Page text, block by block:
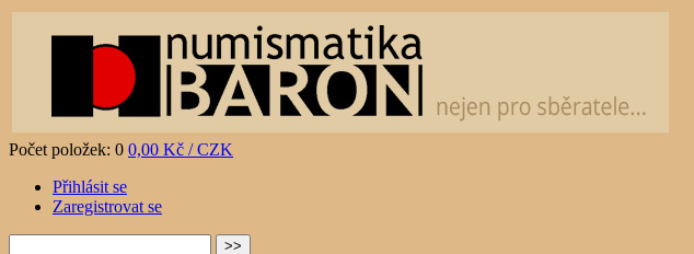
Počet položek: 0 0,00 Kč / CZK
Přihlásit se
Zaregistrovat se